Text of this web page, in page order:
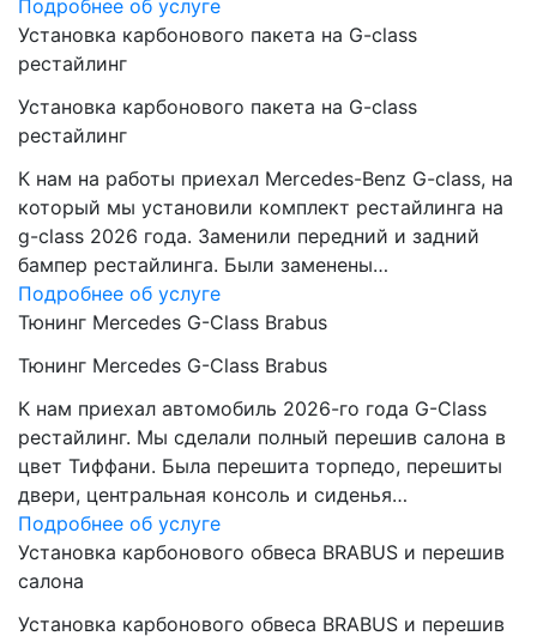
Подробнее об услуге
Установка карбонового пакета на G-class
рестайлинг
Установка карбонового пакета на G-class
рестайлинг
К нам на работы приехал Mercedes-Benz G-class, на
который мы установили комплект рестайлинга на
g-class 2026 года. Заменили передний и задний
бампер рестайлинга. Были заменены…
Подробнее об услуге
Тюнинг Mercedes G-Class Brabus
Тюнинг Mercedes G-Class Brabus
К нам приехал автомобиль 2026-го года G-Class
рестайлинг. Мы сделали полный перешив салона в
цвет Тиффани. Была перешита торпедо, перешиты
двери, центральная консоль и сиденья…
Подробнее об услуге
Установка карбонового обвеса BRABUS и перешив
салона
Установка карбонового обвеса BRABUS и перешив